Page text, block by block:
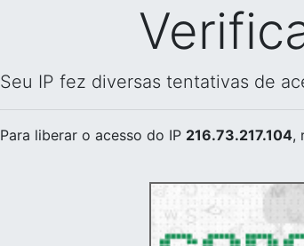
Seu IP fez diversas tentativas de
Para liberar o acesso do IP 216.73.217.104,